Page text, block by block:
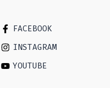
FACEBOOK
INSTAGRAM
YOUTUBE